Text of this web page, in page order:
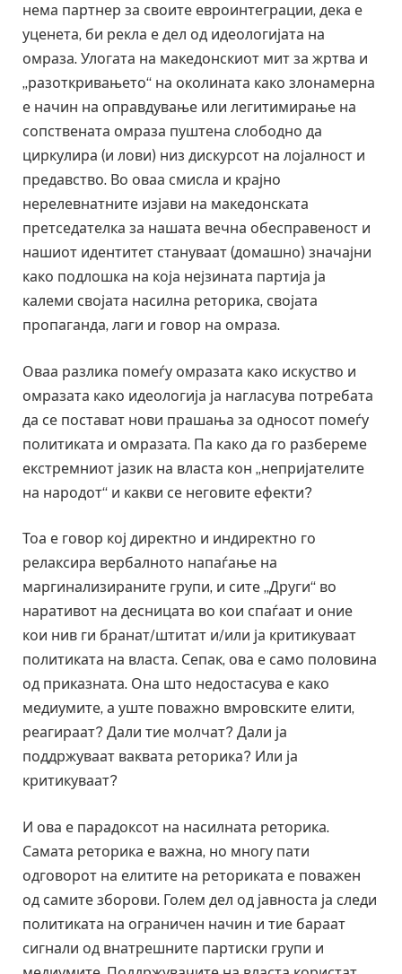
нема партнер за своите евроинтеграции, дека е
уценета, би рекла е дел од идеологијата на
омраза. Улогата на македонскиот мит за жртва и
„разоткривањето“ на околината како злонамерна
е начин на оправдување или легитимирање на
сопствената омраза пуштена слободно да
циркулира (и лови) низ дискурсот на лојалност и
предавство. Во оваа смисла и крајно
нерелевнатните изјави на македонската
претседателка за нашата вечна обесправеност и
нашиот идентитет стануваат (домашно) значајни
како подлошка на која нејзината партија ја
калеми својата насилна реторика, својата
пропаганда, лаги и говор на омраза.
Оваа разлика помеѓу омразата како искуство и
омразата како идеологија ја нагласува потребата
да се постават нови прашања за односот помеѓу
политиката и омразата. Па како да го разбереме
екстремниот јазик на власта кон „непријателите
на народот“ и какви се неговите ефекти?
Тоа е говор кој директно и индиректно го
релаксира вербалното напаѓање на
маргинализираните групи, и сите „Други“ во
наративот на десницата во кои спаѓаат и оние
кои нив ги бранат/штитат и/или ја критикуваат
политиката на власта. Сепак, ова е само половина
од приказната. Она што недостасува е како
медиумите, а уште поважно вмровските елити,
реагираат? Дали тие молчат? Дали ја
поддржуваат ваквата реторика? Или ја
критикуваат?
И ова е парадоксот на насилната реторика.
Самата реторика е важна, но многу пати
одговорот на елитите на реториката е поважен
од самите зборови. Голем дел од јавноста ја следи
политиката на ограничен начин и тие бараат
сигнали од внатрешните партиски групи и